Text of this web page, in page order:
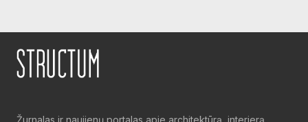
Žurnalas ir naujienų portalas apie architektūrą, interjerą,